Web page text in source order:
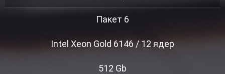
Пакет 6
Intel Xeon Gold 6146 / 12 ядер
512 Gb